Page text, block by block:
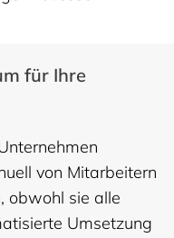
für Ihre
von Mitarbeitern
obwohl sie alle
Umsetzung